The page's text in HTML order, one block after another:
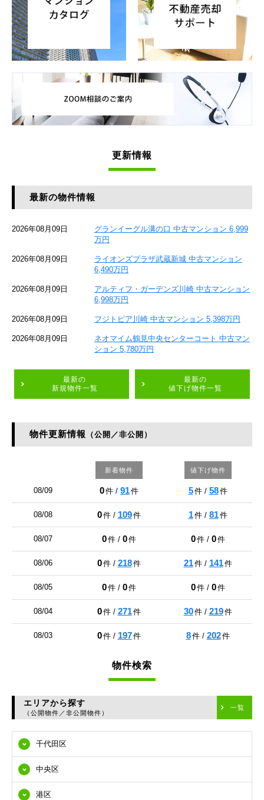
更新情報
最新の物件情報
2026年08月09日
グランイーグル溝の口 中古マンション 6,999
万円
2026年08月09日
ライオンズプラザ武蔵新城 中古マンション
6,490万円
2026年08月09日
アルティフ・ガーデンズ川崎 中古マンション
6,998万円
2026年08月09日 フジトピア川崎 中古マンション 5,398万円
2026年08月09日
ネオマイム鶴見中央センターコート 中古マン
ション 5,780万円
最新の
新規物件一覧
最新の
値下げ物件一覧
物件更新情報 （公開／非公開）
新着物件 値下げ物件
08/09 0件 / 91件 5件 / 58件
08/08 0件 / 109件 1件 / 81件
08/07 0件 / 0件 0件 / 0件
08/06 0件 / 218件 21件 / 141件
08/05 0件 / 0件 0件 / 0件
08/04 0件 / 271件 30件 / 219件
08/03 0件 / 197件 8件 / 202件
物件検索
エリアから探す
（公開物件／非公開物件）
一覧
千代田区
中央区
港区